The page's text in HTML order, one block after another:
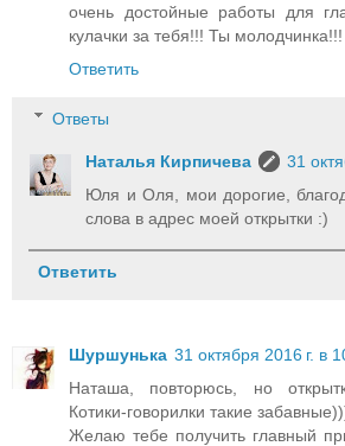
очень достойные работы для
кулачки за тебя!!! Ты молодчинка!!!
Ответить
Ответы
Наталья Кирпичева
31
Юля и Оля, мои дорогие,
слова в адрес моей открытки :)
Ответить
Шуршунька 31 октября 2016 г. в
Наташа, повторюсь, но
Котики-говорилки такие
Желаю тебе получить главный